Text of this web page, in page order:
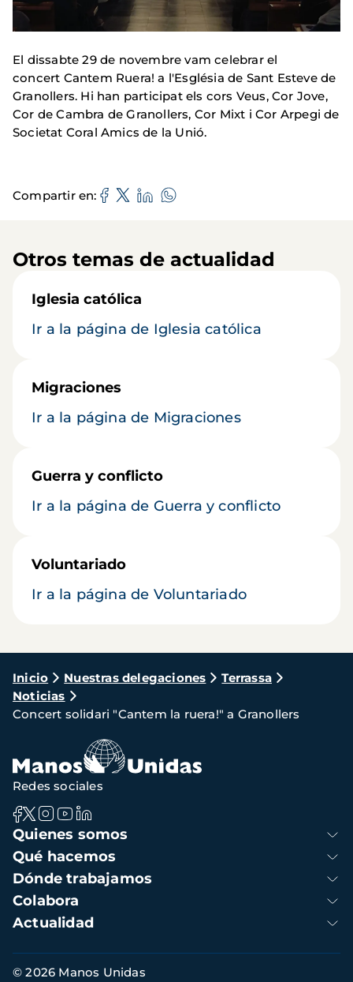
El dissabte 29 de novembre vam celebrar el
concert Cantem Ruera! a l'Església de Sant Esteve de
Granollers. Hi han participat els cors Veus, Cor Jove,
Cor de Cambra de Granollers, Cor Mixt i Cor Arpegi de
Societat Coral Amics de la Unió.
Compartir en
Otros temas de actualidad
Iglesia católica
Ir a la página de Iglesia católica
Migraciones
Ir a la página de Migraciones
Guerra y conflicto
Ir a la página de Guerra y conflicto
Voluntariado
Ir a la página de Voluntariado
Ruta
de
navegación
Inicio Nuestras delegaciones
Terrassa
Noticias
Concert solidari "Cantem la ruera!" a Granollers
Navegación
principal
Quienes somos
Qué hacemos
Dónde trabajamos
Colabora
Actualidad
Redes sociales
Información
© 2026 Manos Unidas